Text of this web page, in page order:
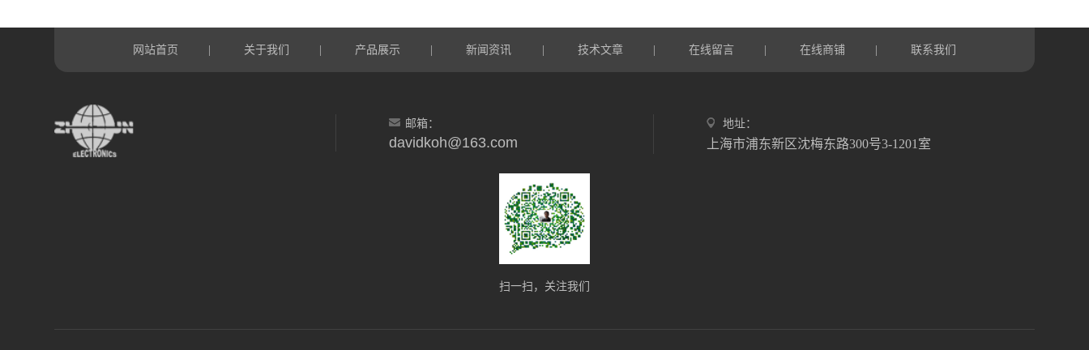
网站首页 关于我们 产品展示 新闻资讯 技术文章 在线留言 在线商铺 联系我们
邮箱：
davidkoh@163.com
地址：
上海市浦东新区沈梅东路300号3-1201室
扫一扫，关注我们